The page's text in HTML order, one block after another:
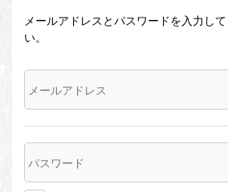
メールアドレスとパスワードを入力し
い。